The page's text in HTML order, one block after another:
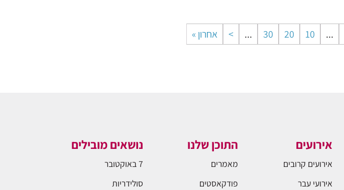
...
10
20
30
... אחרון »
אירועים
אירועים קרובים
אירועי עבר
התוכן שלנו
מאמרים
פודקאסטים
נושאים מובילים
7 באוקטובר
סולידריות